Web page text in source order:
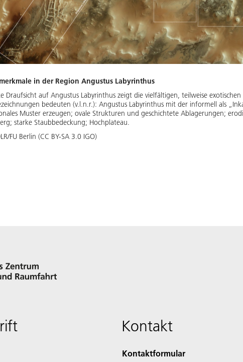
in der Region Angustus Labyrinthus
Draufsicht auf Angustus Labyrinthus zeigt die vielfältigen, teilweise
bedeuten (v.l.n.r.): Angustus Labyrinthus mit der informell als
Muster erzeugen; ovale Strukturen und geschichtete Ablagerungen;
starke Staubbedeckung; Hochplateau.
FU Berlin (CC BY-SA 3.0 IGO)
Kontakt
Kontaktformular